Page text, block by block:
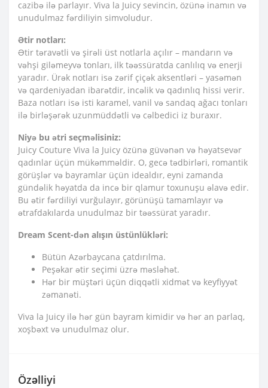
cazibə ilə parlayır. Viva la Juicy sevincin, özünə inamın və
unudulmaz fərdiliyin simvoludur.
Ətir notları:
Ətir təravətli və şirəli üst notlarla açılır – mandarın və
vəhşi giləmeyvə tonları, ilk təəssüratda canlılıq və enerji
yaradır. Ürək notları isə zərif çiçək aksentləri – yasəmən
və qardeniyadan ibarətdir, incəlik və qadınlıq hissi verir.
Baza notları isə isti karamel, vanil və sandaq ağacı tonları
ilə birləşərək uzunmüddətli və cəlbedici iz buraxır.
Niyə bu ətri seçməlisiniz:
Juicy Couture Viva la Juicy özünə güvənən və həyatsevər
qadınlar üçün mükəmməldir. O, gecə tədbirləri, romantik
görüşlər və bayramlar üçün idealdır, eyni zamanda
gündəlik həyatda da incə bir qlamur toxunuşu əlavə edir.
Bu ətir fərdiliyi vurğulayır, görünüşü tamamlayır və
ətrafdakılarda unudulmaz bir təəssürat yaradır.
Dream Scent-dən alışın üstünlükləri:
Bütün Azərbaycana çatdırılma.
Peşəkar ətir seçimi üzrə məsləhət.
Hər bir müştəri üçün diqqətli xidmət və keyfiyyət
zəmanəti.
Viva la Juicy ilə hər gün bayram kimidir və hər an parlaq,
xoşbəxt və unudulmaz olur.
Özəlliyi